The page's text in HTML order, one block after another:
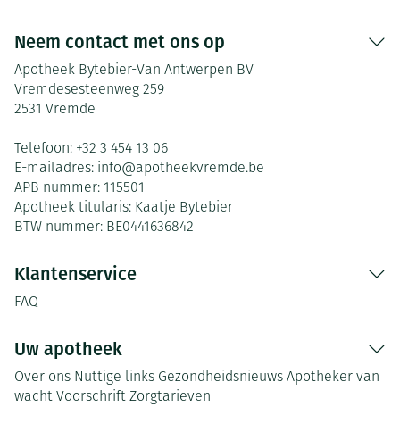
Neem contact met ons op
Apotheek Bytebier-Van Antwerpen BV
Vremdesesteenweg 259
2531 Vremde
Telefoon: +32 3 454 13 06
E-mailadres: info@apotheekvremde.be
APB nummer: 115501
Apotheek titularis: Kaatje Bytebier
BTW nummer: BE0441636842
Klantenservice
FAQ
Uw apotheek
Over ons Nuttige links Gezondheidsnieuws Apotheker van
wacht Voorschrift Zorgtarieven